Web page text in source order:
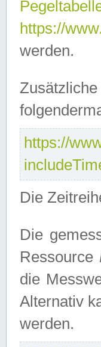
https://
werden.
https://
Die
Die
Ressource
die
Alternativ
werden.